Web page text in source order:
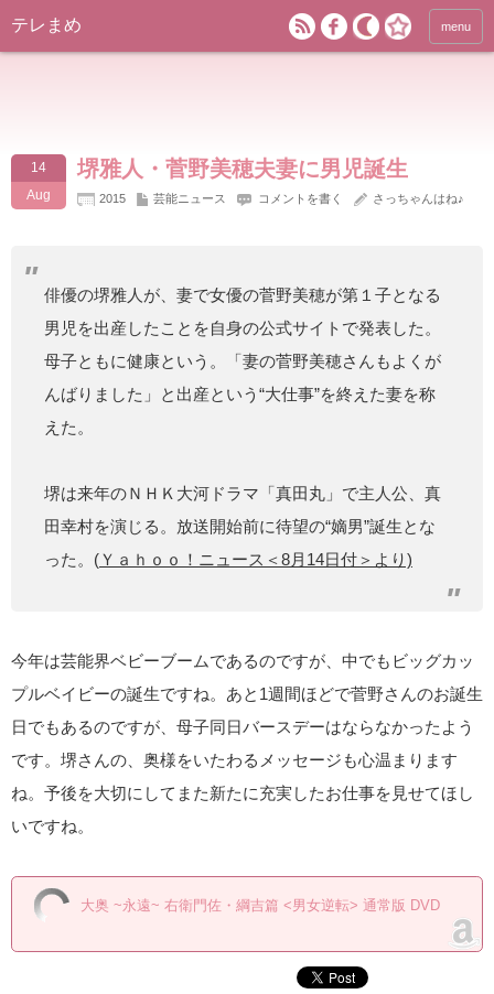
テレまめ menu
14
Aug
堺雅人・菅野美穂夫妻に男児誕生
2015 芸能ニュース コメントを書く さっちゃんはね♪
俳優の堺雅人が、妻で女優の菅野美穂が第１子となる
男児を出産したことを自身の公式サイトで発表した。
母子ともに健康という。「妻の菅野美穂さんもよくが
んばりました」と出産という“大仕事”を終えた妻を称
えた。
堺は来年のＮＨＫ大河ドラマ「真田丸」で主人公、真
田幸村を演じる。放送開始前に待望の“嫡男”誕生とな
った。(Ｙａｈｏｏ！ニュース＜8月14日付＞より)
今年は芸能界ベビーブームであるのですが、中でもビッグカッ
プルベイビーの誕生ですね。あと1週間ほどで菅野さんのお誕生
日でもあるのですが、母子同日バースデーはならなかったよう
です。堺さんの、奥様をいたわるメッセージも心温まります
ね。予後を大切にしてまた新たに充実したお仕事を見せてほし
いですね。
大奥 ~永遠~ 右衛門佐・綱吉篇 <男女逆転> 通常版 DVD